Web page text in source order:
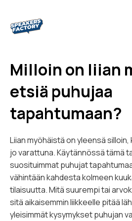
Milloin on liian
etsiä puhujaa
tapahtumaan?
Liian myöhäistä on yleensä
jo varattuna. Käytännössä tämä
suosituimmat puhujat
vähintään kahdesta kolmeen
tilaisuutta. Mitä suurempi tai
sitä aikaisemmin liikkeelle pitää
yleisimmät kysymykset puhujan